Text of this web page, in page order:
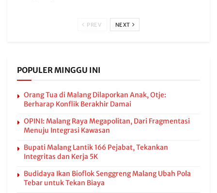
PREV NEXT
POPULER MINGGU INI
Orang Tua di Malang Dilaporkan Anak, Otje:
Berharap Konflik Berakhir Damai
OPINI: Malang Raya Megapolitan, Dari Fragmentasi
Menuju Integrasi Kawasan
Bupati Malang Lantik 166 Pejabat, Tekankan
Integritas dan Kerja 5K
Budidaya Ikan Bioflok Senggreng Malang Ubah Pola
Tebar untuk Tekan Biaya